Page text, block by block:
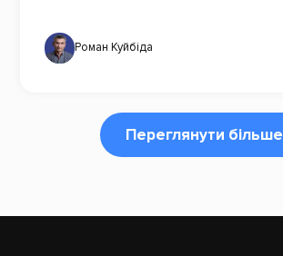
Роман Куйбіда
Переглянути більше